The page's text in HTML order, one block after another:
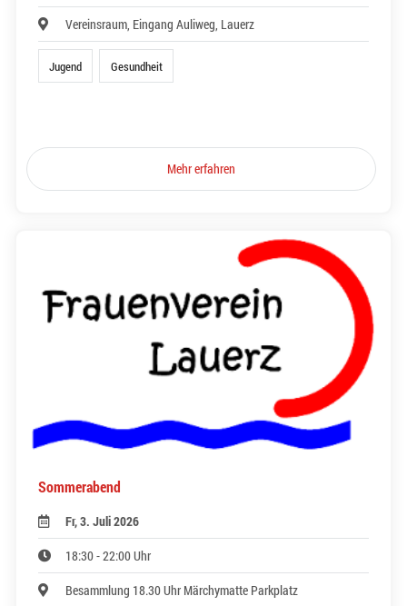
Vereinsraum, Eingang Auliweg, Lauerz
Jugend Gesundheit
Mehr erfahren
Sommerabend
Fr, 3. Juli 2026
18:30 - 22:00 Uhr
Besammlung 18.30 Uhr Märchymatte Parkplatz